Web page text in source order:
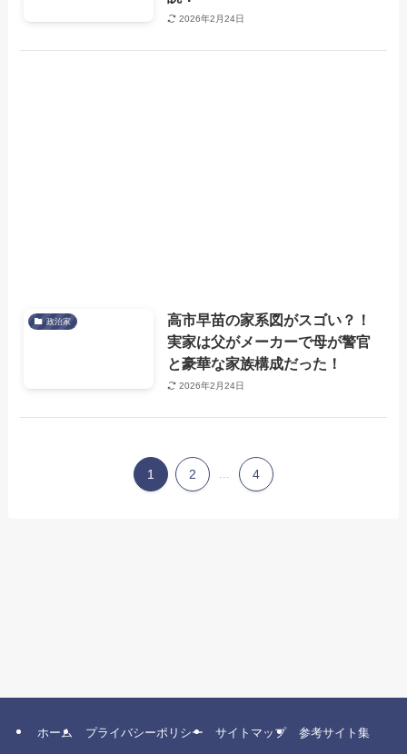
2026年2月24日
政治家
高市早苗の家系図がスゴい？！
実家は父がメーカーで母が警官
と豪華な家族構成だった！
2026年2月24日
1 2 4
ホーム プライバシーポリシー サイトマップ 参考サイト集